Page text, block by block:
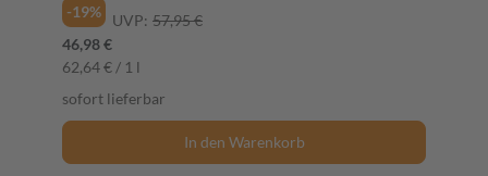
-19%
UVP: 57,95 €
46,98 €
62,64 € / 1 l
sofort lieferbar
In den Warenkorb